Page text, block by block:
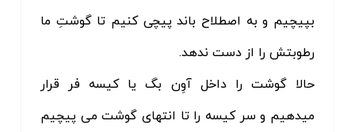
بپیچیم و به اصطلاح باند پیچی کنیم تا گوشتِ ما
رطوبتش را از دست ندهد.
حالا گوشت را داخل آوِن بگ یا کیسه فر قرار
میدهیم و سر کیسه را تا انتهای گوشت می پیچیم